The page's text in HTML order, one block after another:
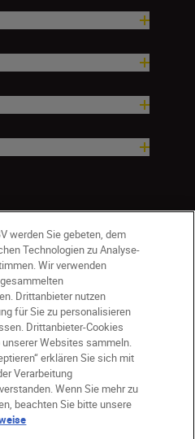
Nikon Stores
werden Sie gebeten, dem
Technologien zu Analyse-
Wir verwenden
Drittanbieter nutzen
für Sie zu personalisieren
Drittanbieter-Cookies
Websites sammeln.
erklären Sie sich mit
Verarbeitung
Wenn Sie mehr zu
beachten Sie bitte unsere